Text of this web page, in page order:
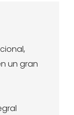
un gran